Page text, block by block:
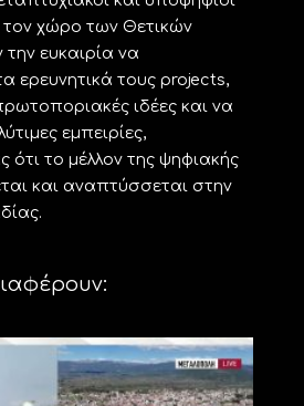
χώρο των Θετικών
την ευκαιρία να
ερευνητικά τους projects,
ιδέες και να
εμπειρίες,
ότι το μέλλον της ψηφιακής
και αναπτύσσεται στην